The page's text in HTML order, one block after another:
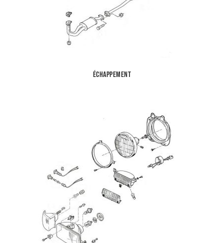
Échappement